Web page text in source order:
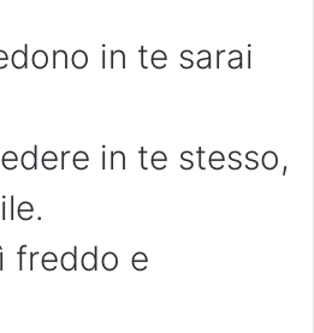
in te sarai
in te stesso,
freddo e